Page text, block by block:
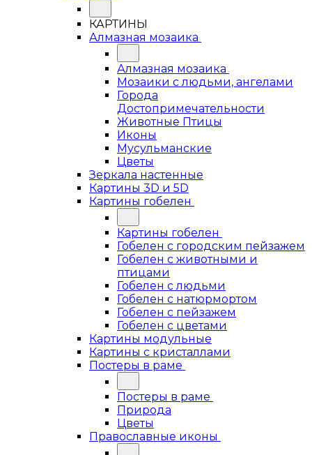
КАРТИНЫ
Алмазная мозаика
Алмазная мозаика
Мозаики с людьми, ангелами
Города
Достопримечательности
Животные Птицы
Иконы
Мусульманские
Цветы
Зеркала настенные
Картины 3D и 5D
Картины гобелен
Картины гобелен
Гобелен с городским пейзажем
Гобелен с животными и
птицами
Гобелен с людьми
Гобелен с натюрмортом
Гобелен с пейзажем
Гобелен с цветами
Картины модульные
Картины с кристаллами
Постеры в раме
Постеры в раме
Природа
Цветы
Православные иконы